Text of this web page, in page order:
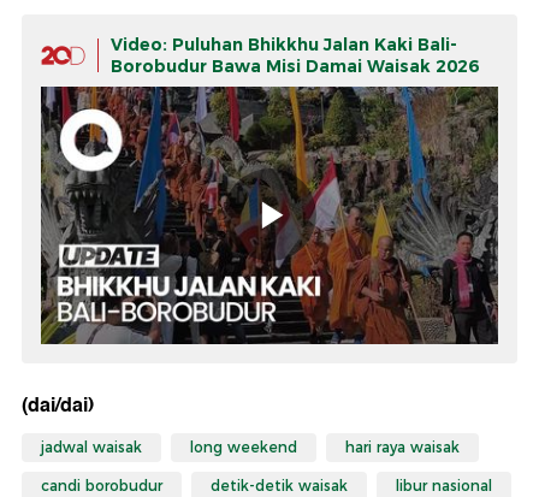
Video: Puluhan Bhikkhu Jalan Kaki Bali-
Borobudur Bawa Misi Damai Waisak 2026
(dai/dai)
jadwal waisak long weekend hari raya waisak
candi borobudur detik-detik waisak libur nasional